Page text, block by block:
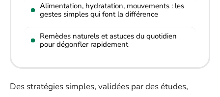
Alimentation, hydratation, mouvements : les
gestes simples qui font la différence
Remèdes naturels et astuces du quotidien
pour dégonfler rapidement
Des stratégies simples, validées par des études,